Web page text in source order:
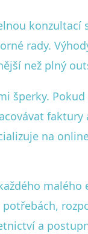
rady.
než plný
šperky.
na
a